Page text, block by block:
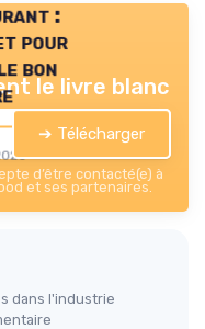
:
pour
bon
le livre blanc
➔ Télécharger
d’être contacté(e) à
et ses partenaires.
dans l'industrie